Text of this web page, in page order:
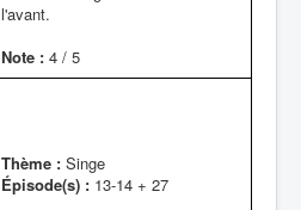
l'avant.
Note : 4 / 5
Thème : Singe
Épisode(s) : 13-14 + 27